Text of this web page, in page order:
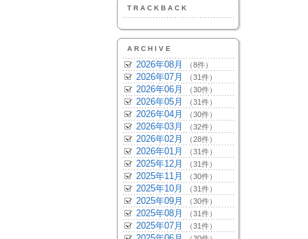
TRACKBACK
ARCHIVE
2026年08月 （8件）
2026年07月 （31件）
2026年06月 （30件）
2026年05月 （31件）
2026年04月 （30件）
2026年03月 （32件）
2026年02月 （28件）
2026年01月 （31件）
2025年12月 （31件）
2025年11月 （30件）
2025年10月 （31件）
2025年09月 （30件）
2025年08月 （31件）
2025年07月 （31件）